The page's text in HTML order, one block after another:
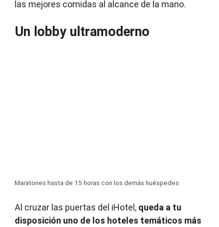
las mejores comidas al alcance de la mano.
Un lobby ultramoderno
Maratones hasta de 15 horas con los demás huéspedes
Al cruzar las puertas del iHotel, queda a tu
disposición uno de los hoteles temáticos más